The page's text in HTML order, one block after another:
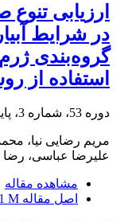
ارزیابی
در شرایط
گروه‌بندی
استفاده از
دوره 53، شماره 3، پاییز 1401، صفحه
مریم رضایی نیا،
علیرضا عباسی،
مشاهده مقاله
اصل مقاله M